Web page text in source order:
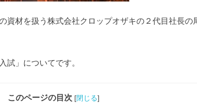
資材を扱う株式会社クロップオザキの２代目社長の
試」についてです。
このページの目次 [閉じる]